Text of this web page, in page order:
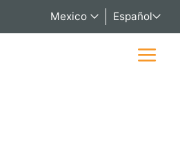
Mexico Español